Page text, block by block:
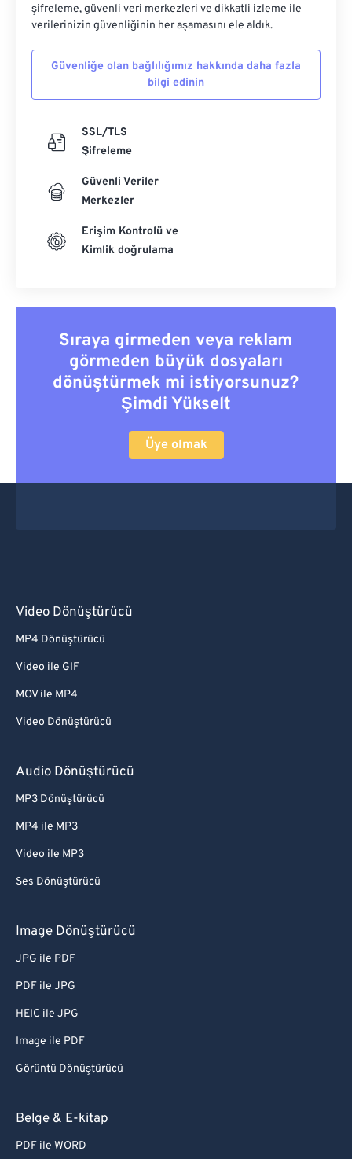
şifreleme, güvenli veri merkezleri ve dikkatli izleme ile
verilerinizin güvenliğinin her aşamasını ele aldık.
Güvenliğe olan bağlılığımız hakkında daha fazla
bilgi edinin
SSL/TLS
Şifreleme
Güvenli Veriler
Merkezler
Erişim Kontrolü ve
Kimlik doğrulama
Sıraya girmeden veya reklam
görmeden büyük dosyaları
dönüştürmek mi istiyorsunuz?
Şimdi Yükselt
Üye olmak
Video Dönüştürücü
MP4 Dönüştürücü
Video ile GIF
MOV ile MP4
Video Dönüştürücü
Audio Dönüştürücü
MP3 Dönüştürücü
MP4 ile MP3
Video ile MP3
Ses Dönüştürücü
Image Dönüştürücü
JPG ile PDF
PDF ile JPG
HEIC ile JPG
Image ile PDF
Görüntü Dönüştürücü
Belge & E-kitap
PDF ile WORD